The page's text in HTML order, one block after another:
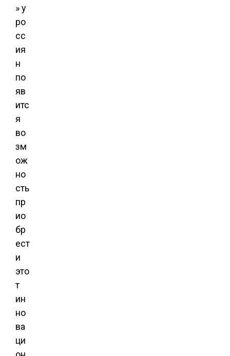
» у
ро
сс
ия
н
по
яв
итс
я
во
зм
ож
но
сть
пр
ио
бр
ест
и
это
т
ин
но
ва
ци